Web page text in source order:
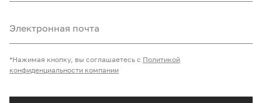
Электронная почта
*Нажимая кнопку, вы соглашаетесь с Политикой
конфиденциальности компании